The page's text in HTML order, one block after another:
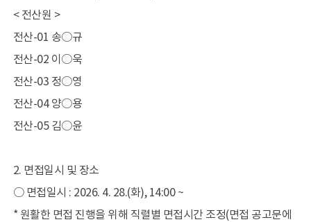
전시관
문화행사
목포해양유물전시관 교육
< 전산원 >
전산-01 송○규
전산-02 이○욱
전산-03 정○영
전산-04 양○용
전산-05 김○윤
2. 면접일시 및 장소
○ 면접일시 : 2026. 4. 28.(화), 14:00 ~
* 원활한 면접 진행을 위해 직렬별 면접시간 조정(면접 공고문에